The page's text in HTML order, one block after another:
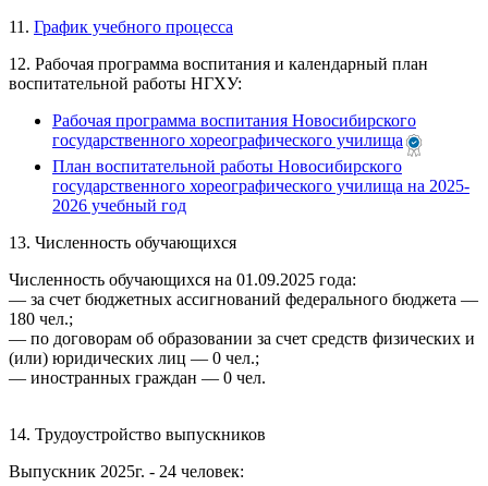
11. График учебного процесса
12. Рабочая программа воспитания и календарный план
воспитательной работы НГХУ:
Рабочая программа воспитания Новосибирского
государственного хореографического училища
План воспитательной работы Новосибирского
государственного хореографического училища на 2025-
2026 учебный год
13. Численность обучающихся
Численность обучающихся на 01.09.2025 года:
— за счет бюджетных ассигнований федерального бюджета —
180 чел.;
— по договорам об образовании за счет средств физических и
(или) юридических лиц — 0 чел.;
— иностранных граждан — 0 чел.
14. Трудоустройство выпускников
Выпускник 2025г. - 24 человек: